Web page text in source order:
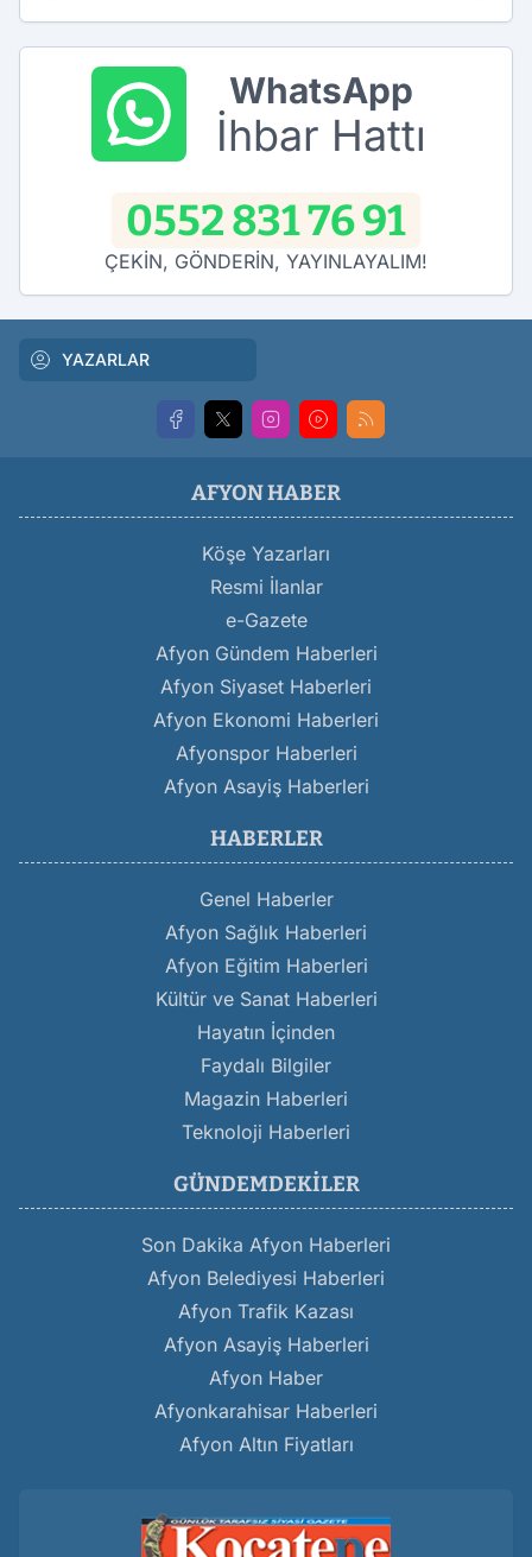
WhatsApp
İhbar Hattı
0552 831 76 91
ÇEKİN, GÖNDERİN, YAYINLAYALIM!
YAZARLAR
AFYON HABER
Köşe Yazarları
Resmi İlanlar
e-Gazete
Afyon Gündem Haberleri
Afyon Siyaset Haberleri
Afyon Ekonomi Haberleri
Afyonspor Haberleri
Afyon Asayiş Haberleri
HABERLER
Genel Haberler
Afyon Sağlık Haberleri
Afyon Eğitim Haberleri
Kültür ve Sanat Haberleri
Hayatın İçinden
Faydalı Bilgiler
Magazin Haberleri
Teknoloji Haberleri
GÜNDEMDEKILER
Son Dakika Afyon Haberleri
Afyon Belediyesi Haberleri
Afyon Trafik Kazası
Afyon Asayiş Haberleri
Afyon Haber
Afyonkarahisar Haberleri
Afyon Altın Fiyatları